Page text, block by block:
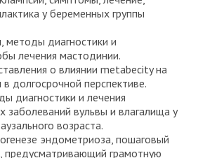
у беременных группы
методы диагностики и
лечения мастодинии.
о влиянии metabecity на
долгосрочной перспективе.
диагностики и лечения
заболеваний вульвы и влагалища у
возраста.
эндометриоза, пошаговый
предусматривающий грамотную